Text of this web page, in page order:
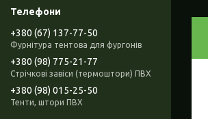
+380 (67) 137-77-50
Фурнітура тентова для фургонів
+380 (98) 775-21-77
Стрічкові завіси (термоштори) ПВХ
+380 (98) 015-25-50
Тенти, штори ПВХ